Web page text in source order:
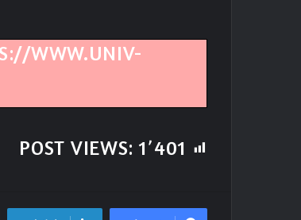
WWW.UNIV-
POST VIEWS: 1٬401